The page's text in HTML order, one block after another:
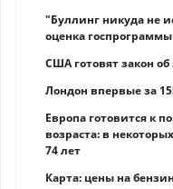
"Буллинг никуда не
оценка
США готовят закон
Лондон впервые за
Европа готовится к
возраста: в
74 лет
Карта: цены на